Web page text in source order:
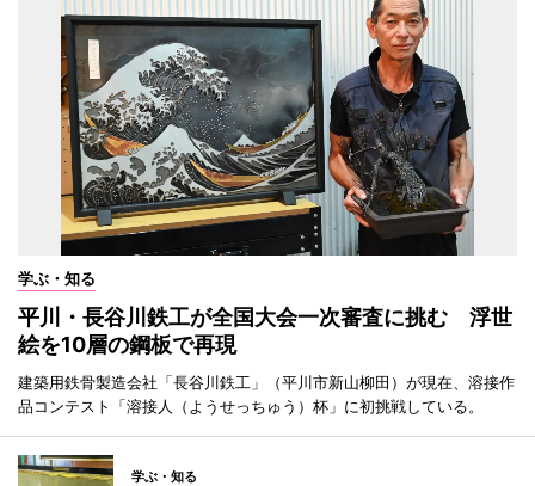
学ぶ・知る
平川・長谷川鉄工が全国大会一次審査に挑む 浮世
絵を10層の鋼板で再現
建築用鉄骨製造会社「長谷川鉄工」（平川市新山柳田）が現在、溶接作
品コンテスト「溶接人（ようせっちゅう）杯」に初挑戦している。
学ぶ・知る